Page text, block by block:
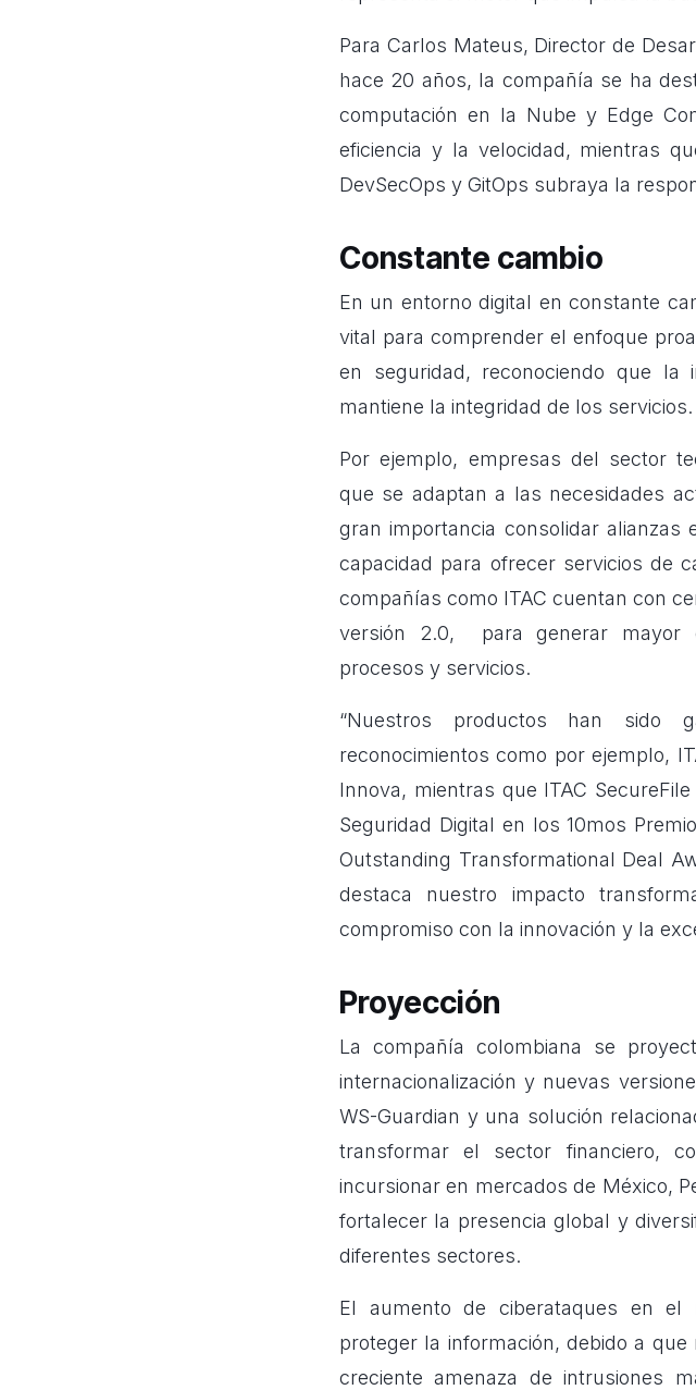
Para Carlos Mateus, Director de
hace 20 años, la compañía se ha
computación en la Nube y Edge
eficiencia y la velocidad, mientras
DevSecOps y GitOps subraya la
Constante cambio
En un entornodigital en constante
vital para comprender el enfoque
en seguridad, reconociendo que
mantiene la integridad de los servicios.
Por ejemplo, empresas del sector
que se adaptan a las necesidades
gran importancia consolidar alianzas
capacidad para ofrecer servicios de
compañías como ITAC cuentan con
versión 2.0, para generar mayor
procesos y servicios.
“Nuestros productos han sido
reconocimientos como por ejemplo,
Innova, mientras que ITAC
Seguridad Digital en los 10mos
Outstanding Transformational Deal
destaca nuestro impacto
compromiso con la innovación y la
Proyección
La compañía colombiana se
internacionalización y nuevas
WS-Guardian y una solución
transformar el sector financiero,
incursionar en mercados de México,
fortalecer la presencia global y
diferentes sectores.
El aumento de ciberataques en el
proteger la información, debido a
creciente amenaza de intrusiones